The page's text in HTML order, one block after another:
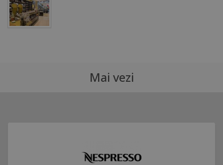
Mai vezi